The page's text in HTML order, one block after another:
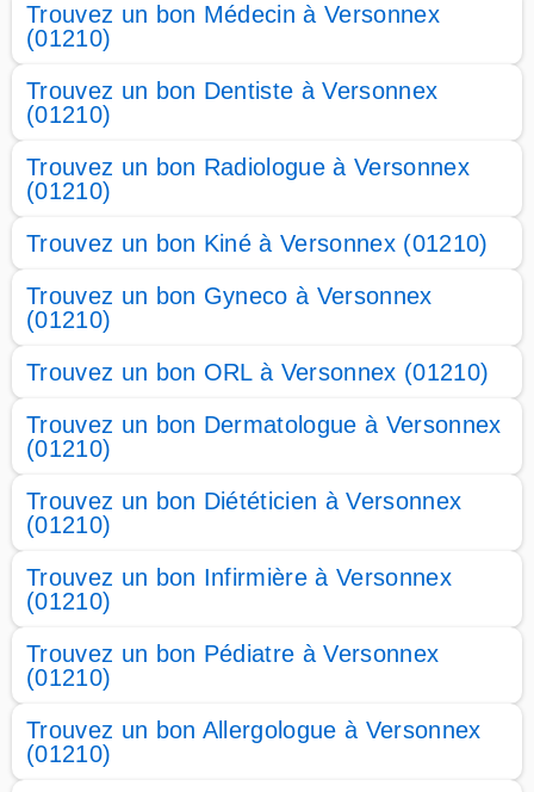
Trouvez un bon Médecin à Versonnex
(01210)
Trouvez un bon Dentiste à Versonnex
(01210)
Trouvez un bon Radiologue à Versonnex
(01210)
Trouvez un bon Kiné à Versonnex (01210)
Trouvez un bon Gyneco à Versonnex
(01210)
Trouvez un bon ORL à Versonnex (01210)
Trouvez un bon Dermatologue à Versonnex
(01210)
Trouvez un bon Diététicien à Versonnex
(01210)
Trouvez un bon Infirmière à Versonnex
(01210)
Trouvez un bon Pédiatre à Versonnex
(01210)
Trouvez un bon Allergologue à Versonnex
(01210)